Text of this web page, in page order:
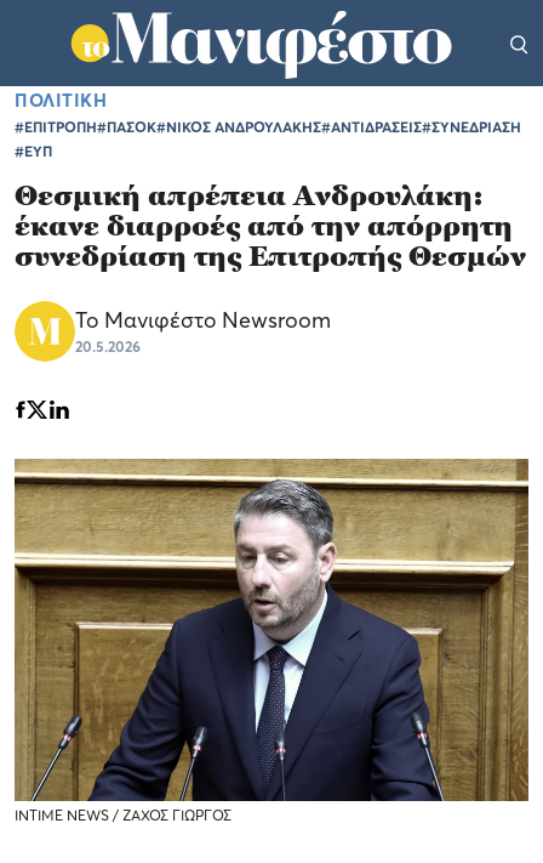
ΠΟΛΙΤΙΚΗ
#ΕΠΙΤΡΟΠΗ#ΠΑΣΟΚ#ΝΙΚΟΣ ΑΝΔΡΟΥΛΑΚΗΣ#ΑΝΤΙΔΡΑΣΕΙΣ#ΣΥΝΕΔΡΙΑΣΗ
#ΕΥΠ
Θεσμική απρέπεια Ανδρουλάκη:
έκανε διαρροές από την απόρρητη
συνεδρίαση της Επιτροπής Θεσμών
Το Μανιφέστο Newsroom
20.5.2026
INTIME NEWS / ΖΑΧΟΣ ΓΙΩΡΓΟΣ